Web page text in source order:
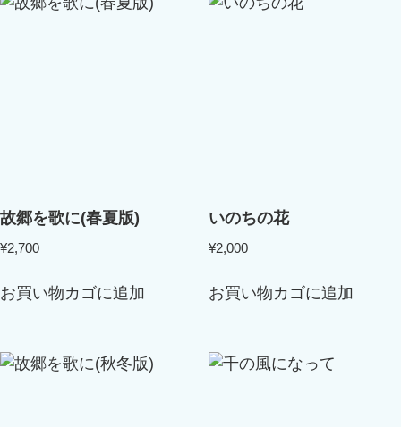
故郷を歌に(春夏版)
¥2,700
お買い物カゴに追加
いのちの花
¥2,000
お買い物カゴに追加